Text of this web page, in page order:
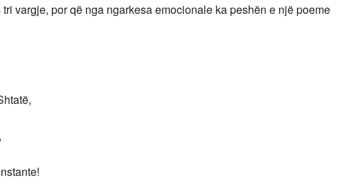
vargje, por që nga ngarkesa emocionale ka peshën e një poeme